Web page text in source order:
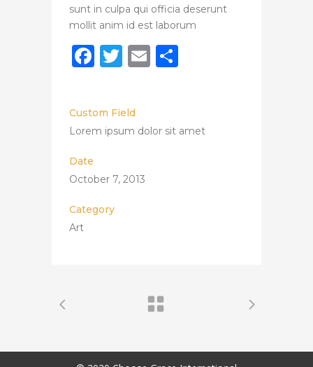
sunt in culpa qui officia deserunt
mollit anim id est laborum
Facebook
Twitter
Email
Custom Field
Lorem ipsum dolor sit amet
Date
October 7, 2013
Category
Art